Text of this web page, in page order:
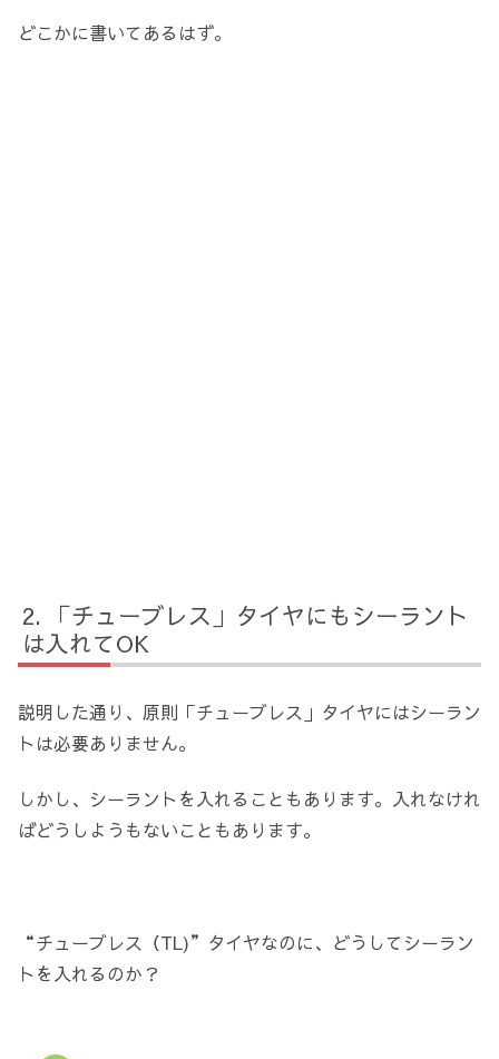
どこかに書いてあるはず。
「チューブレス」タイヤにもシーラント
は入れてOK
説明した通り、原則「チューブレス」タイヤにはシーラン
トは必要ありません。
しかし、シーラントを入れることもあります。入れなけれ
ばどうしようもないこともあります。
“チューブレス（TL)”タイヤなのに、どうしてシーラン
トを入れるのか？